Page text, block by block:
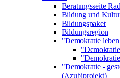
Beratungsseite
Bildung und
Bildungspaket
Bildungsregion
"Demokratie
"Demokratie -
(Azubiprojekt)